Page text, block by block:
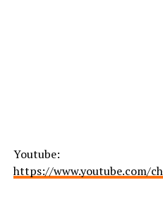
Youtube:
https://www.youtube.com/